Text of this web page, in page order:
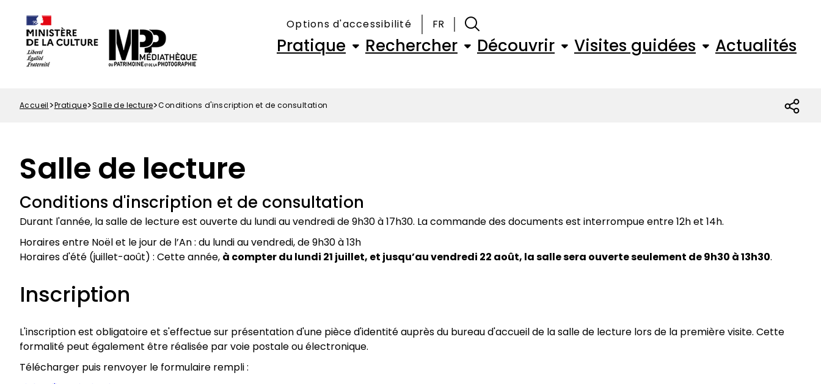
d'accessibilité
contenu
principal
Options d'accessibilité
FR
Navigation
principale
Pratique Rechercher Découvrir Visites guidées Actualités
Accueil Pratique Salle de lecture Conditions d'inscription et de consultation
Salle de lecture
Conditions d'inscription et de consultation
Durant l'année, la salle de lecture est ouverte du lundi au vendredi de 9h30 à 17h30. La commande des documents est interrompue entre 12h et 14h.
Horaires entre Noël et le jour de l’An : du lundi au vendredi, de 9h30 à 13h
Horaires d'été (juillet-août) : Cette année, à compter du lundi 21 juillet, et jusqu’au vendredi 22 août, la salle sera ouverte seulement de 9h30 à 13h30.
Inscription
L'inscription est obligatoire et s'effectue sur présentation d'une pièce d'identité auprès du bureau d'accueil de la salle de lecture lors de la première visite. Cette
formalité peut également être réalisée par voie postale ou électronique.
Télécharger puis renvoyer le formulaire rempli :